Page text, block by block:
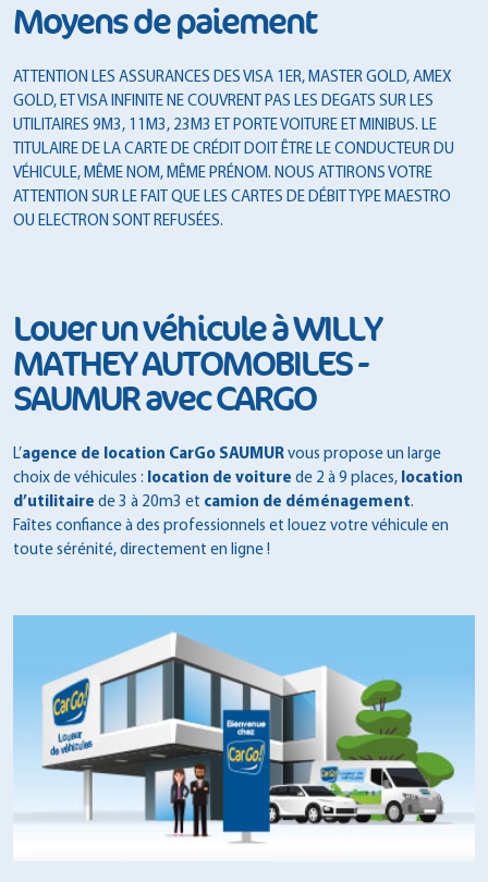
Moyens de paiement
ATTENTION LES ASSURANCES DES VISA 1ER, MASTER GOLD, AMEX
GOLD, ET VISA INFINITE NE COUVRENT PAS LES DEGATS SUR LES
UTILITAIRES 9M3, 11M3, 23M3 ET PORTE VOITURE ET MINIBUS. LE
TITULAIRE DE LA CARTE DE CRÉDIT DOIT ÊTRE LE CONDUCTEUR DU
VÉHICULE, MÊME NOM, MÊME PRÉNOM. NOUS ATTIRONS VOTRE
ATTENTION SUR LE FAIT QUE LES CARTES DE DÉBIT TYPE MAESTRO
OU ELECTRON SONT REFUSÉES.
Louer un véhicule à WILLY
MATHEY AUTOMOBILES -
SAUMUR avec CARGO
L’agence de location CarGo SAUMUR vous propose un large
choix de véhicules : location de voiture de 2 à 9 places, location
d’utilitaire de 3 à 20m3 et camion de déménagement.
Faîtes confiance à des professionnels et louez votre véhicule en
toute sérénité, directement en ligne !